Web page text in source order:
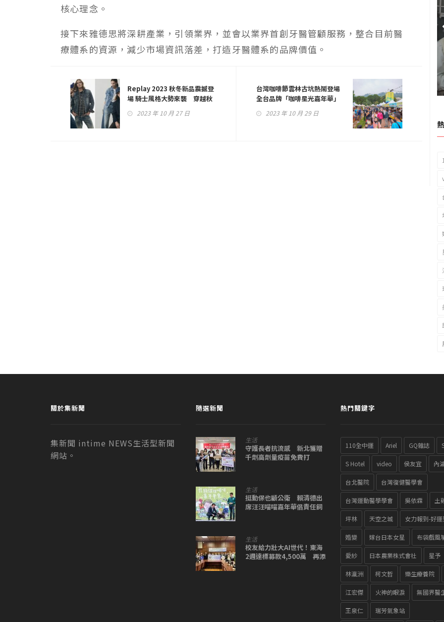
核心理念。
接下來雅德思將深耕產業，引領業界，並會以業界首創牙醫管顧服務，整合目前醫
療體系的資源，減少市場資訊落差，打造牙醫體系的品牌價值。
Replay 2023 秋冬新品震撼登
場 騎士風格大勢來襲 穿越秋
冬的時尚探險之旅
2023 年 10 月 27 日
台灣咖啡節雲林古坑熱鬧登場
全台品牌「咖啡星光嘉年華」
重磅登場！
2023 年 10 月 29 日
關於集新聞
集新聞 intime NEWS生活型新聞
網站。
隨選新聞
生活
守護長者抗流感 新北獲贈
千劑高劑量疫苗免費打
生活
挺動保也顧公衛 賴清德出
席汪汪喵喵嘉年華倡責任飼
生活
校友給力壯大AI世代！東海
2週達標募款4,500萬 再添
熱門關鍵字
110全中運 Ariel GQ雜誌
S Hotel video 侯友宜 內
台北醫院 台灣復健醫學會
台灣運動醫學學會 吳依霖 土
坪林 天空之城 女力報到-好運
婚變 嫁台日本女星 布袋戲風
愛紗 日本農業株式會社 星予
林瀛洲 柯文哲 樂生療養院
江宏傑 火神的眼淚 無國界醫
王泉仁 瑞芳氣象站